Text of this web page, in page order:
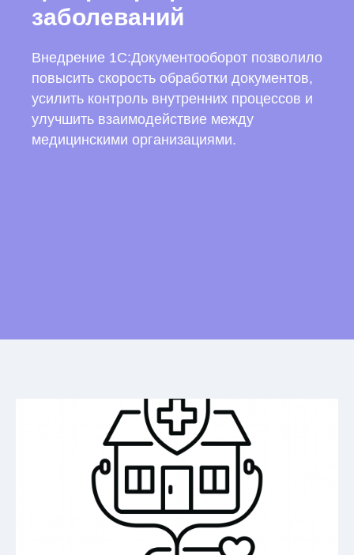
заболеваний
Внедрение 1С:Документооборот позволило
повысить скорость обработки документов,
усилить контроль внутренних процессов и
улучшить взаимодействие между
медицинскими организациями.